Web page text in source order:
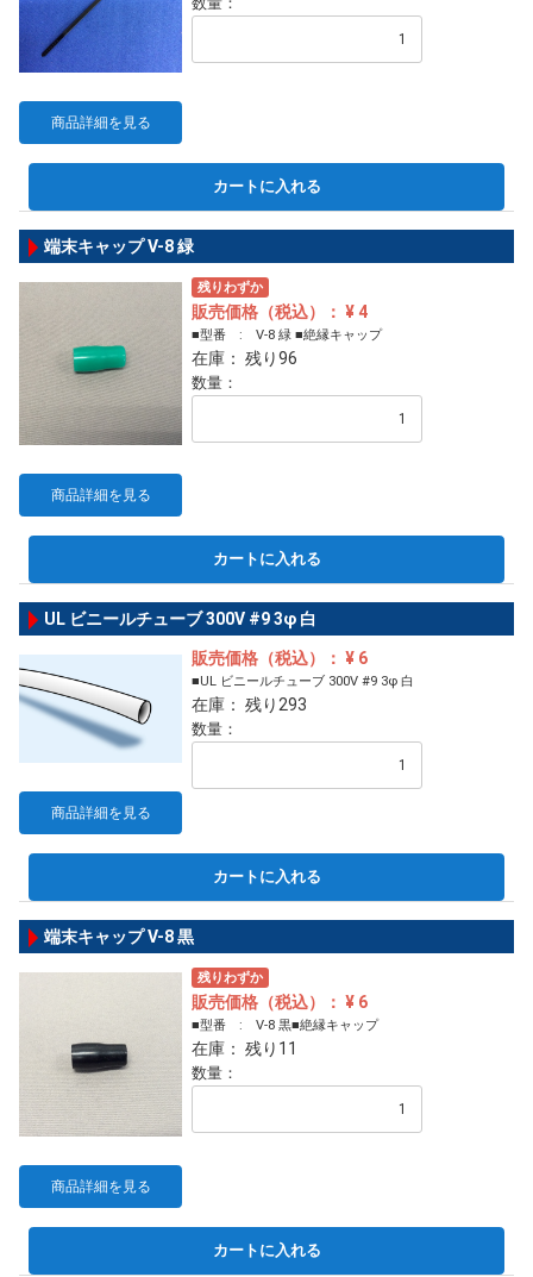
商品詳細を見る
カートに入れる
端末キャップ V-8 緑
商品詳細を見る
残りわずか
販売価格（税込）： ¥ 4
■型番 : V-8 緑 ■絶縁キャップ
在庫： 残り96
数量：
カートに入れる
UL ビニールチューブ 300V #9 3φ 白
商品詳細を見る
販売価格（税込）： ¥ 6
■UL ビニールチューブ 300V #9 3φ 白
在庫： 残り293
数量：
カートに入れる
端末キャップ V-8 黒
商品詳細を見る
残りわずか
販売価格（税込）： ¥ 6
■型番 : V-8 黒■絶縁キャップ
在庫： 残り11
数量：
カートに入れる